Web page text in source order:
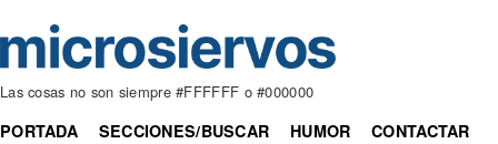
Las cosas no son siempre #FFFFFF o #000000
PORTADA SECCIONES/BUSCAR HUMOR
CONTACTAR